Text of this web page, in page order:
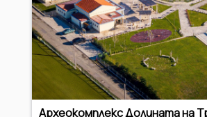
Археокомплекс Долината на